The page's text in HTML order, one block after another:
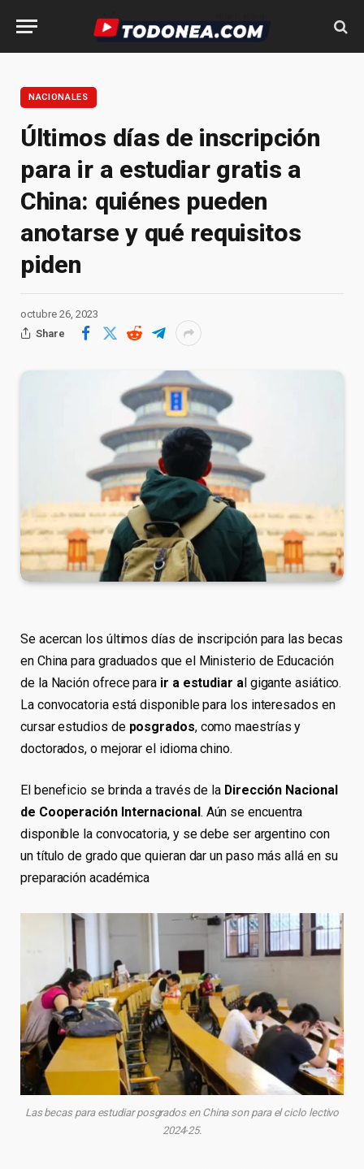
NACIONALES
Últimos días de inscripción
para ir a estudiar gratis a
China: quiénes pueden
anotarse y qué requisitos
piden
octubre 26, 2023
Share
Se acercan los últimos días de inscripción para las becas
en China para graduados que el Ministerio de Educación
de la Nación ofrece para ir a estudiar al gigante asiático.
La convocatoria está disponible para los interesados en
cursar estudios de posgrados, como maestrías y
doctorados, o mejorar el idioma chino.
El beneficio se brinda a través de la Dirección Nacional
de Cooperación Internacional . Aún se encuentra
disponible la convocatoria, y se debe ser argentino con
un título de grado que quieran dar un paso más allá en su
preparación académica
Las becas para estudiar posgrados en China son para el ciclo lectivo
2024-25.